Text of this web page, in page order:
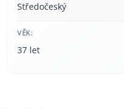
Středočeský
VĚK:
37 let